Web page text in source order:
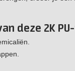
deze 2K